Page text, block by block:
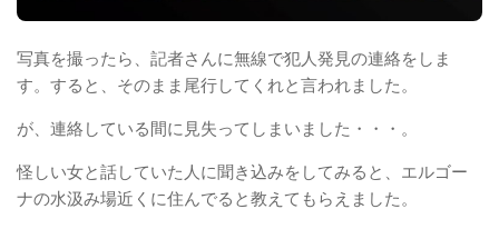
写真を撮ったら、記者さんに無線で犯人発見の連絡をしま
す。すると、そのまま尾行してくれと言われました。
が、連絡している間に見失ってしまいました・・・。
怪しい女と話していた人に聞き込みをしてみると、エルゴー
ナの水汲み場近くに住んでると教えてもらえました。